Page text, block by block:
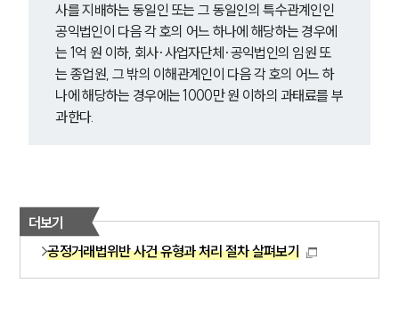
사를 지배하는 동일인 또는 그 동일인의 특수관계인인
공익법인이 다음 각 호의 어느 하나에 해당하는 경우에
는 1억 원 이하, 회사·사업자단체·공익법인의 임원 또
는 종업원, 그 밖의 이해관계인이 다음 각 호의 어느 하
나에 해당하는 경우에는 1000만 원 이하의 과태료를 부
과한다.
더보기
공정거래법위반 사건 유형과 처리 절차 살펴보기